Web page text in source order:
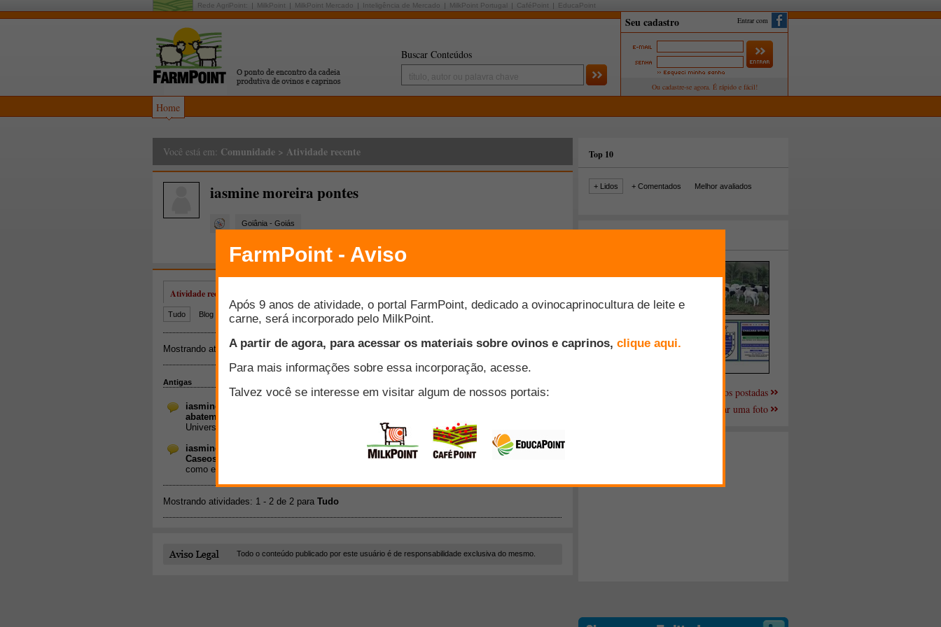
Rede AgriPoint: MilkPoint MilkPoint Mercado Inteligência de Mercado MilkPoint Portugal CaféPoint EducaPoint
Buscar Conteúdos
Entrar com
Home
Você está em: Comunidade > Atividade recente
iasmine moreira pontes
Goiânia - Goiás
Todo o conteúdo publicado por este usuário é de responsabilidade exclusiva do mesmo.
Top 10
+ Lidos + Comentados Melhor avaliados
Mais fotos postadas
Enviar uma foto